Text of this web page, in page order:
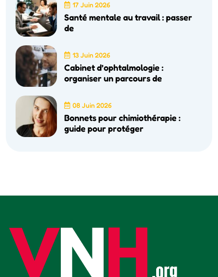
17 Juin 2026
Santé mentale au travail : passer
de
13 Juin 2026
Cabinet d’ophtalmologie :
organiser un parcours de
08 Juin 2026
Bonnets pour chimiothérapie :
guide pour protéger